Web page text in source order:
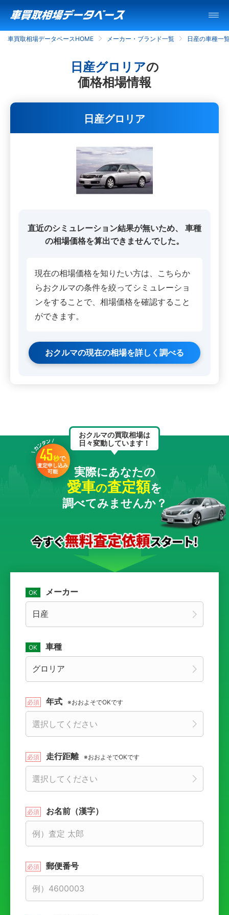
車買取相場データベースHOME メーカー・ブランド一覧 日産の車種一
日産グロリアの
価格相場情報
日産グロリア
直近のシミュレーション結果が無いため、
車種
の相場価格を算出できませんでした。
現在の相場価格を知りたい方は、こちらか
らおクルマの条件を絞ってシミュレーショ
ンをすることで、相場価格を確認すること
ができます。
おクルマの現在の相場を詳しく調べる
おクルマの買取相場は
日々変動しています！
45秒で
査定申し込み
可能
実際にあなたの
愛車の査定額を
調べてみませんか？
メーカー
車種
年式 ※おおよそでOKです
走行距離 ※おおよそでOKです
お名前（漢字）
郵便番号